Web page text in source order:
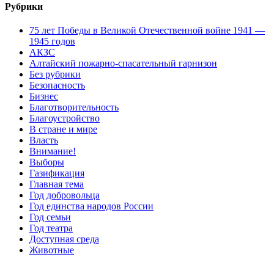
Рубрики
75 лет Победы в Великой Отечественной войне 1941 —
1945 годов
АКЗС
Алтайский пожарно-спасательный гарнизон
Без рубрики
Безопасность
Бизнес
Благотворительность
Благоустройство
В стране и мире
Власть
Внимание!
Выборы
Газификация
Главная тема
Год добровольца
Год единства народов России
Год семьи
Год театра
Доступная среда
Животные